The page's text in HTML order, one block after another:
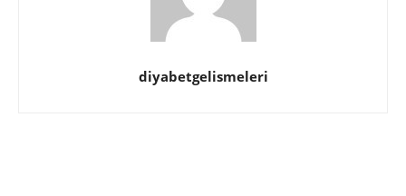
diyabetgelismeleri